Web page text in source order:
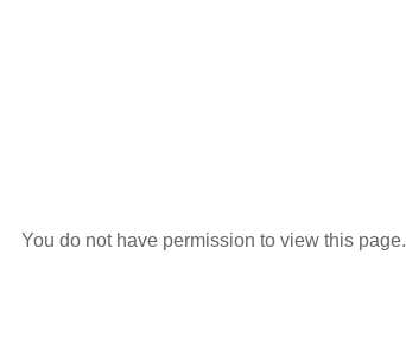
You do not have permission to view this page.